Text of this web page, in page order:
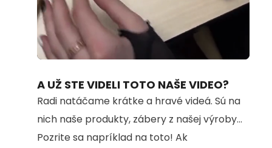
Unmute Loaded
100.00%
A UŽ STE VIDELI TOTO NAŠE VIDEO?
Radi natáčame krátke a hravé videá. Sú na
nich naše produkty, zábery z našej výroby...
Pozrite sa napríklad na toto! Ak